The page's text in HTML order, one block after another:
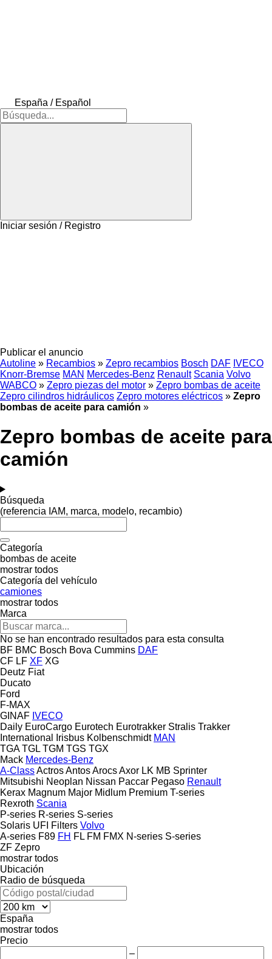
España / Español
Iniciar sesión / Registro
Publicar el anuncio
Autoline » Recambios » Zepro recambios Bosch DAF IVECO
Knorr-Bremse MAN Mercedes-Benz Renault Scania Volvo
WABCO » Zepro piezas del motor » Zepro bombas de aceite
Zepro cilindros hidráulicos Zepro motores eléctricos » Zepro
bombas de aceite para camión »
Zepro bombas de aceite para
camión
Búsqueda
(referencia IAM, marca, modelo, recambio)
Categoría
bombas de aceite
mostrar todos
Categoría del vehículo
camiones
mostrar todos
Marca
No se han encontrado resultados para esta consulta
BF BMC Bosch Bova Cummins DAF
CF LF XF XG
Deutz Fiat
Ducato
Ford
F-MAX
GINAF IVECO
Daily EuroCargo Eurotech Eurotrakker Stralis Trakker
International
Irisbus Kolbenschmidt MAN
TGA TGL TGM TGS TGX
Mack Mercedes-Benz
A-ClassActrosAntosArocsAxor LK MB Sprinter
Mitsubishi Neoplan Nissan Paccar Pegaso Renault
Kerax Magnum Major Midlum Premium T-series
Rexroth Scania
P-series R-series S-series
Solaris UFI Filters Volvo
A-series F89 FH FL FM FMX N-series S-series
ZF Zepro
mostrar todos
Ubicación
Radio de búsqueda
España
mostrar todos
Precio
–